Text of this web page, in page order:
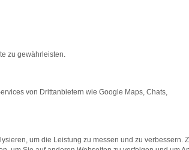
Funktioniert die Seite in einem anderen
zu gewährleisten.
von Drittanbietern wie Google Maps, Chats,
um die Leistung zu messen und zu verbessern.